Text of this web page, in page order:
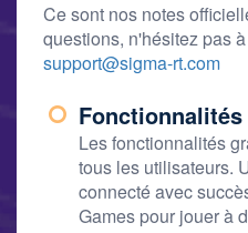
Ce sont nos notes
questions, n'hésitez pas
support@sigma-rt.com
Les fonctionnalités
tous les utilisateurs.
connecté avec
Games pour jouer à